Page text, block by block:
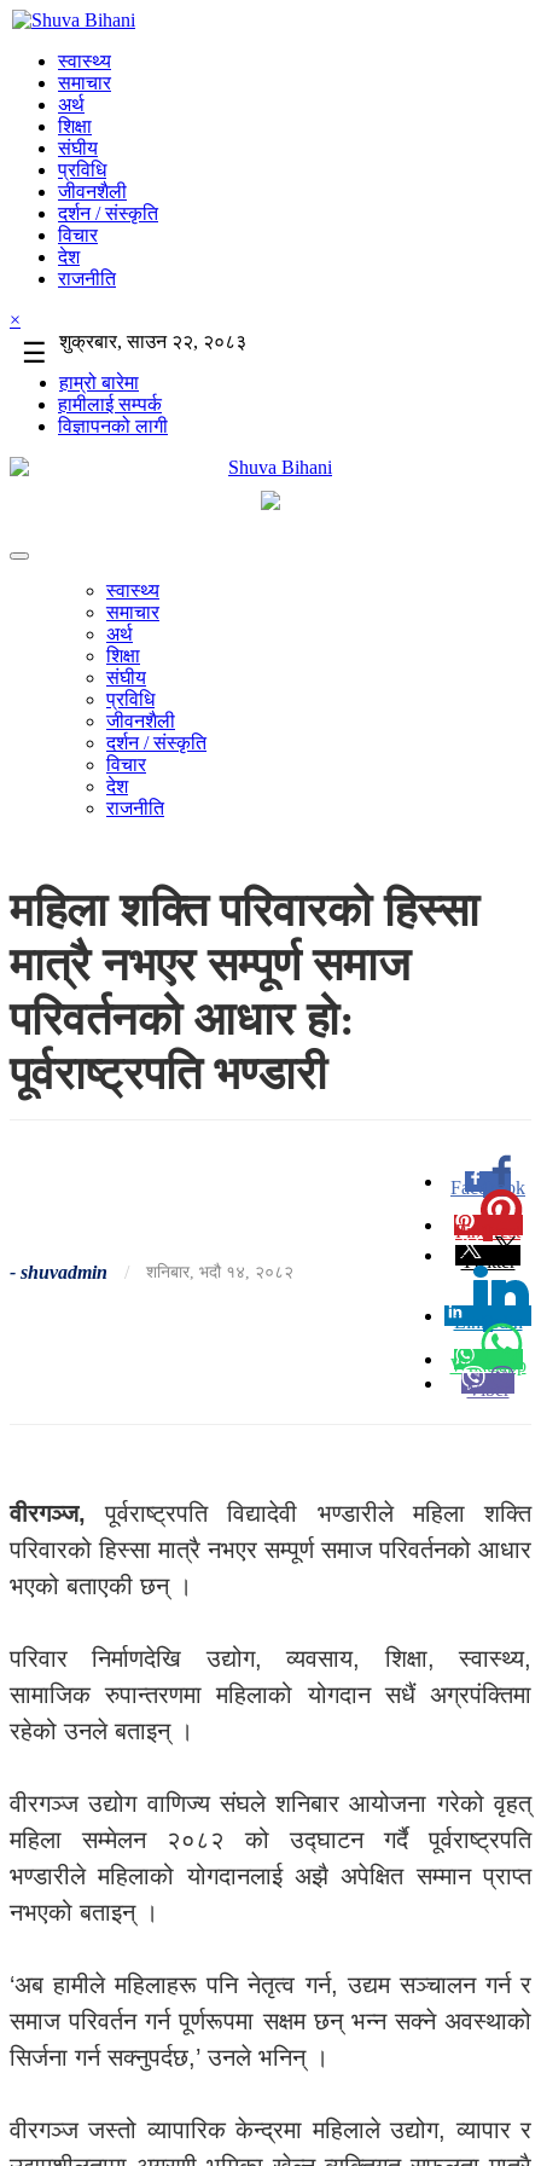
स्वास्थ्य
समाचार
अर्थ
शिक्षा
संघीय
प्रविधि
जीवनशैली
दर्शन / संस्कृति
विचार
देश
राजनीति
×
☰
शुक्रबार, साउन २२, २०८३
हाम्रो बारेमा
हामीलाई सम्पर्क
विज्ञापनको लागी
स्वास्थ्य
समाचार
अर्थ
शिक्षा
संघीय
प्रविधि
जीवनशैली
दर्शन / संस्कृति
विचार
देश
राजनीति
महिला शक्ति परिवारको हिस्सा
मात्रै नभएर सम्पूर्ण समाज
परिवर्तनको आधार हो:
पूर्वराष्ट्रपति भण्डारी
- shuvadmin / शनिबार, भदौ १४, २०८२
Facebook
0
Pinterest
Twitter
Linkedin
0
Whatsapp
Viber
वीरगञ्ज, पूर्वराष्ट्रपति विद्यादेवी भण्डारीले महिला शक्ति
परिवारको हिस्सा मात्रै नभएर सम्पूर्ण समाज परिवर्तनको आधार
भएको बताएकी छन् ।
परिवार निर्माणदेखि उद्योग, व्यवसाय, शिक्षा, स्वास्थ्य,
सामाजिक रुपान्तरणमा महिलाको योगदान सधैं अग्रपंक्तिमा
रहेको उनले बताइन् ।
वीरगञ्ज उद्योग वाणिज्य संघले शनिबार आयोजना गरेको वृहत्
महिला सम्मेलन २०८२ को उद्घाटन गर्दै पूर्वराष्ट्रपति
भण्डारीले महिलाको योगदानलाई अझै अपेक्षित सम्मान प्राप्त
नभएको बताइन् ।
‘अब हामीले महिलाहरू पनि नेतृत्व गर्न, उद्यम सञ्चालन गर्न र
समाज परिवर्तन गर्न पूर्णरूपमा सक्षम छन् भन्न सक्ने अवस्थाको
सिर्जना गर्न सक्नुपर्दछ,’ उनले भनिन् ।
वीरगञ्ज जस्तो व्यापारिक केन्द्रमा महिलाले उद्योग, व्यापार र